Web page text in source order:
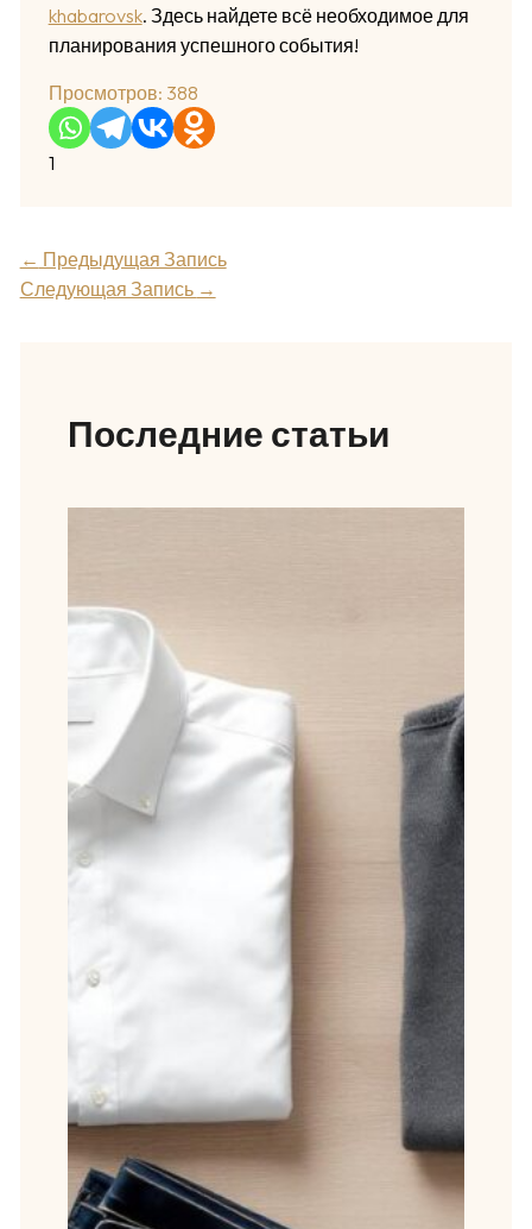
khabarovsk. Здесь найдете всё необходимое для
планирования успешного события!
Просмотров: 388
1
← Предыдущая Запись
Следующая Запись →
Последние статьи